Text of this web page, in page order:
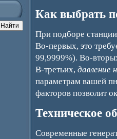
Как выбрать
При подборе
Во-первых, это
99,9999%). Во-
В-третьих, давление
параметрам вашей
факторов позволит
Техническое
Современные